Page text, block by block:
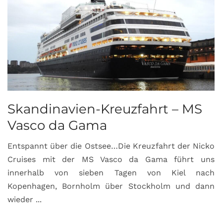
Skandinavien-Kreuzfahrt – MS
Vasco da Gama
Entspannt über die Ostsee…Die Kreuzfahrt der Nicko
Cruises mit der MS Vasco da Gama führt uns
innerhalb von sieben Tagen von Kiel nach
Kopenhagen, Bornholm über Stockholm und dann
wieder ...